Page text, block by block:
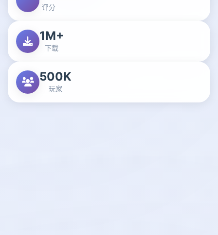
评分
1M+
下载
500K
玩家